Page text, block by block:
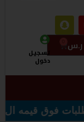
ر.س تسجيل
دخول